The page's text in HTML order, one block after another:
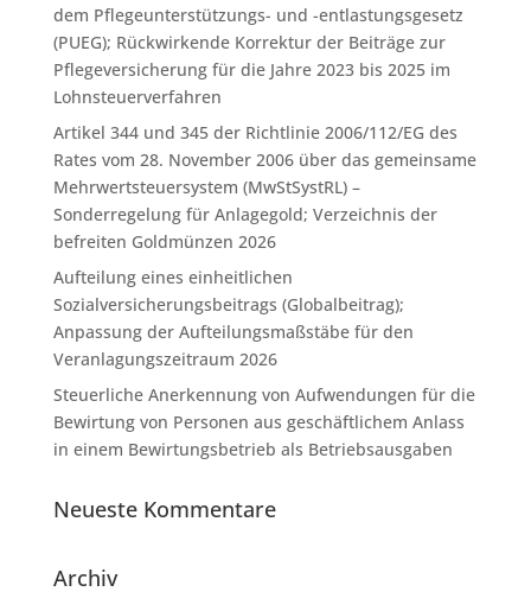
dem Pflegeunterstützungs- und -entlastungsgesetz
(PUEG); Rückwirkende Korrektur der Beiträge zur
Pflegeversicherung für die Jahre 2023 bis 2025 im
Lohnsteuerverfahren
Artikel 344 und 345 der Richtlinie 2006/112/EG des
Rates vom 28. November 2006 über das gemeinsame
Mehrwertsteuersystem (MwStSystRL) –
Sonderregelung für Anlagegold; Verzeichnis der
befreiten Goldmünzen 2026
Aufteilung eines einheitlichen
Sozialversicherungsbeitrags (Globalbeitrag);
Anpassung der Aufteilungsmaßstäbe für den
Veranlagungszeitraum 2026
Steuerliche Anerkennung von Aufwendungen für die
Bewirtung von Personen aus geschäftlichem Anlass
in einem Bewirtungsbetrieb als Betriebsausgaben
Neueste Kommentare
Archiv